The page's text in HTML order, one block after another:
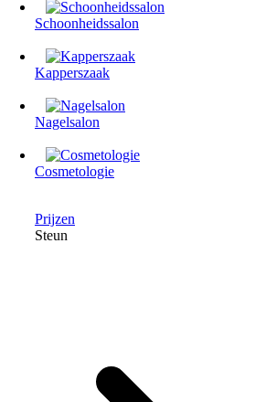
Schoonheidssalon
Kapperszaak
Nagelsalon
Cosmetologie
Prijzen
Steun